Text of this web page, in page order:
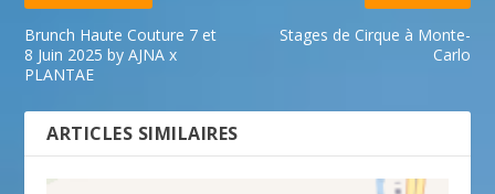
Brunch Haute Couture 7 et
8 Juin 2025 by AJNA x
PLANTAE
Stages de Cirque à Monte-
Carlo
ARTICLES SIMILAIRES